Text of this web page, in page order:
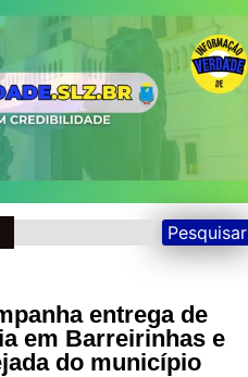
Pesquisar
entrega de
em Barreirinhas e
do município